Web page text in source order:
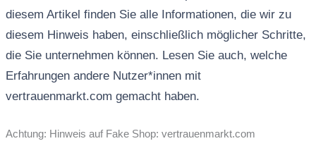
diesem Artikel finden Sie alle Informationen, die wir zu
diesem Hinweis haben, einschließlich möglicher Schritte,
die Sie unternehmen können. Lesen Sie auch, welche
Erfahrungen andere Nutzer*innen mit
vertrauenmarkt.com gemacht haben.
Achtung: Hinweis auf Fake Shop: vertrauenmarkt.com